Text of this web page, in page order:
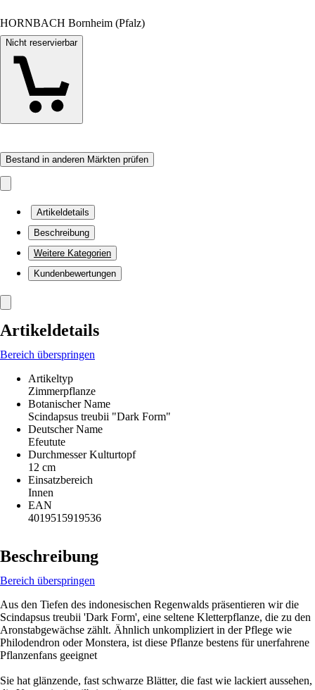
HORNBACH Bornheim (Pfalz)
Nicht reservierbar
Bestand in anderen Märkten prüfen
Artikeldetails
Beschreibung
Weitere Kategorien
Kundenbewertungen
Artikeldetails
Bereich überspringen
Artikeltyp
Zimmerpflanze
Botanischer Name
Scindapsus treubii "Dark Form"
Deutscher Name
Efeutute
Durchmesser Kulturtopf
12 cm
Einsatzbereich
Innen
EAN
4019515919536
Beschreibung
Bereich überspringen
Aus den Tiefen des indonesischen Regenwalds präsentieren wir die
Scindapsus treubii 'Dark Form', eine seltene Kletterpflanze, die zu den
Aronstabgewächse zählt. Ähnlich unkompliziert in der Pflege wie
Philodendron oder Monstera, ist diese Pflanze bestens für unerfahrene
Pflanzenfans geeignet
Sie hat glänzende, fast schwarze Blätter, die fast wie lackiert aussehen,